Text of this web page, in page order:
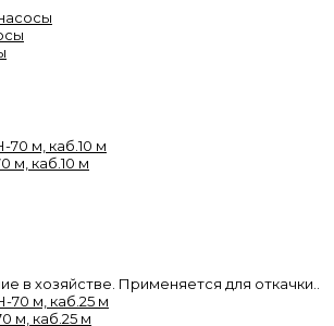
м, каб.10 м
хозяйстве. Применяется для откачки..
м, каб.25 м